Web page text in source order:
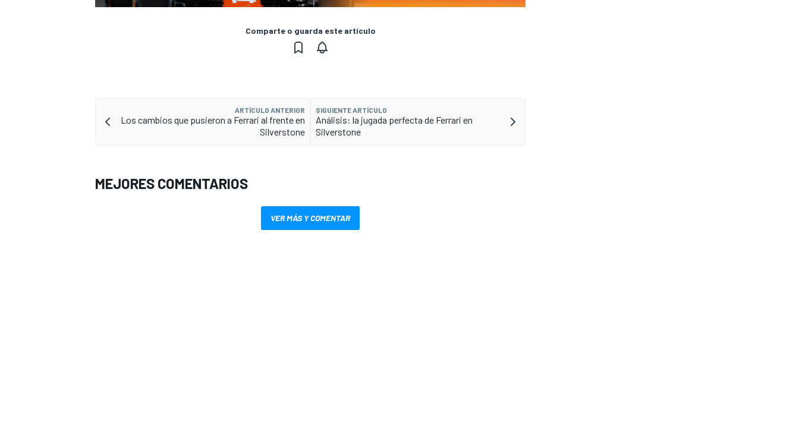
Comparte o guarda este artículo
ARTÍCULO ANTERIOR
Los cambios que pusieron a Ferrari al frente en
Silverstone
SIGUIENTE ARTÍCULO
Análisis: la jugada perfecta de Ferrari en
Silverstone
MEJORES COMENTARIOS
VER MÁS Y COMENTAR